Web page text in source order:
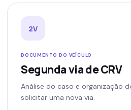
2V
DOCUMENTO DO VEÍCULO
Segunda via de CRV
Análise do caso e organização
solicitar uma nova via.